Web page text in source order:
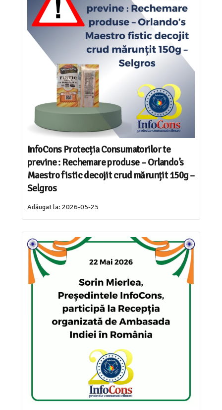
InfoCons Protecția Consumatorilor te
previne : Rechemare produse – Orlando’s
Maestro fistic decojit crud mărunțit 150g –
Selgros
Adăugat la: 2026-05-25